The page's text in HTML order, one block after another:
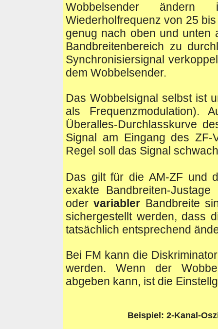
Wobbelsender
Wiederholfrequenz von 25
genug nach oben und unten
Bandbreitenbereich zu
Synchronisiersignal
dem Wobbelsender.
Das Wobbelsignal selbst ist
als Frequenzmodulation).
Überalles-Durchlasskurve
Signal am Eingang des ZF-
Regel soll das Signal
Das gilt für die AM-ZF und
exakte Bandbreiten-
odervariabler Bandbreite
sichergestellt werden, dass
tatsächlich entsprechend
Bei FM kann die
werden. Wenn der
abgeben kann, ist die
Beispiel: 2-Kanal-